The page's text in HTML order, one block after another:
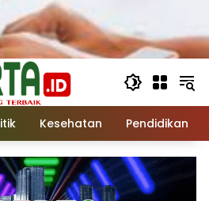
Kesehatan Pendidikan